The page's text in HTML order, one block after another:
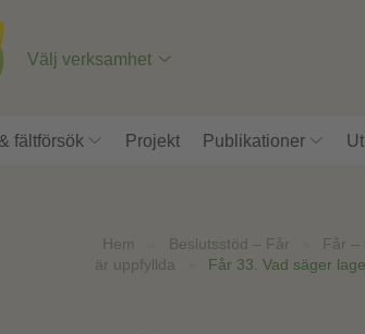
Välj verksamhet
fältförsök Projekt Publikationer
Hem Beslutsstöd – Får Får –
är uppfyllda
Får 33. Vad säger